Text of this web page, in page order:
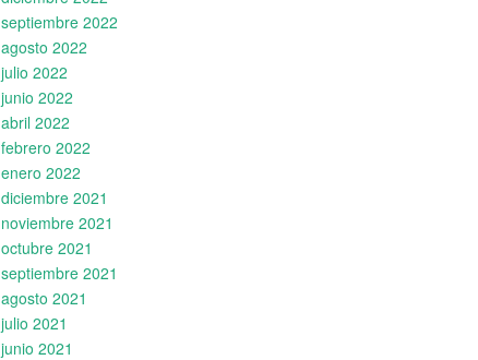
septiembre 2022
agosto 2022
julio 2022
junio 2022
abril 2022
febrero 2022
enero 2022
diciembre 2021
noviembre 2021
octubre 2021
septiembre 2021
agosto 2021
julio 2021
junio 2021